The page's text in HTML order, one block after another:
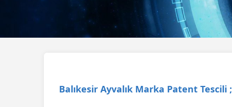
Balıkesir Ayvalık Marka Patent Tescili ;